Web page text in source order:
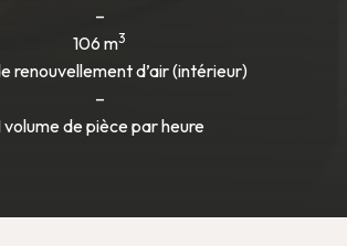
–
106 m3
renouvellement d’air (intérieur)
–
volume de pièce par heure